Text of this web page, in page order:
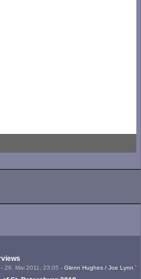
- 26. Mai 2011, 23:05 - Glenn Hughes / Joe Lynn